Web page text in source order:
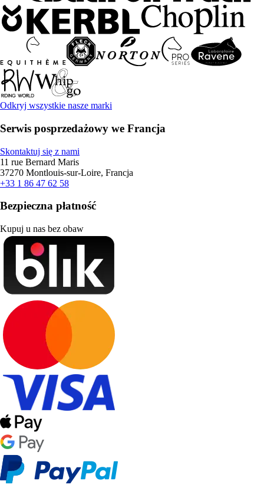
Odkryj wszystkie nasze marki
Serwis posprzedażowy we Francja
Skontaktuj się z nami
11 rue Bernard Maris
37270 Montlouis-sur-Loire, Francja
+33 1 86 47 62 58
Bezpieczna płatność
Kupuj u nas bez obaw